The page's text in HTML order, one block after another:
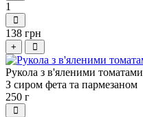
1
138 грн
+
Рукола з в'яленими томатами
З сиром фета та пармезаном
250 г